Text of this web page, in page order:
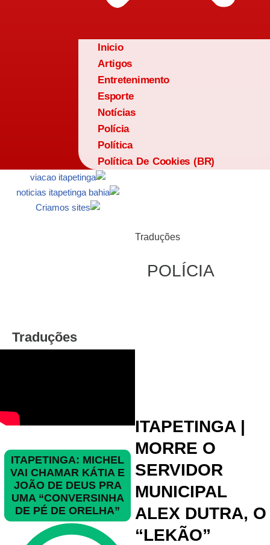
Inicio
Artigos
Entretenimento
Esporte
Notícias
Polícia
Política
Política De Cookies (BR)
Traduções
ITAPETINGA: MICHEL
VAI CHAMAR KÁTIA E
JOÃO DE DEUS PRA
UMA “CONVERSINHA
DE PÉ DE ORELHA”
Traduções
POLÍCIA
ITAPETINGA |
MORRE O
SERVIDOR
MUNICIPAL
ALEX DUTRA, O
“LEKÃO”